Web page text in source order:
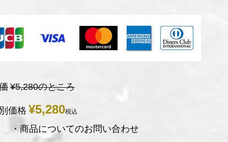
¥5,280のところ
価格 ¥5,280税込
・商品についてのお問い合わせ